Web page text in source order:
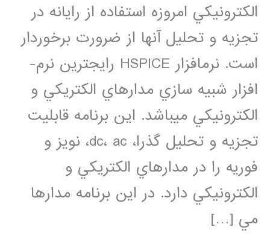
الكترونيكي امروزه استفاده از رایانه در
تجزيه و تحليل آن­ها از ضرورت برخوردار
است. نرم­افزار HSPICE رایج­ترین نرم­
افزار شبيه سازي مدارهاي الكتريكي و
الكترونيكي مي­باشد. اين برنامه قابليت
تجزيه و تحليل­ گذرا، dc، ac، نویز و
فوریه را در مدارهاي الكتريكي و
الكترونيكي دارد. در این برنامه مدارها
مي […]